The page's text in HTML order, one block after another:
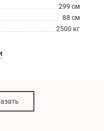
299 см
88 см
2500 кг